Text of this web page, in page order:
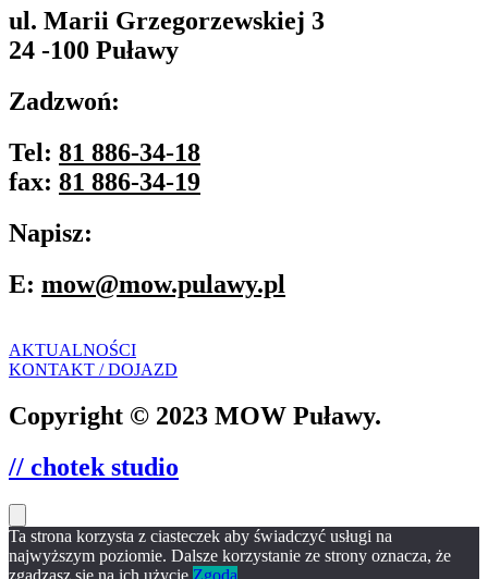
ul. Marii Grzegorzewskiej 3
24 -100 Puławy
Zadzwoń:
Tel: 81 886-34-18
fax: 81 886-34-19
Napisz:
E: mow@mow.pulawy.pl
AKTUALNOŚCI
KONTAKT / DOJAZD
Copyright © 2023 MOW Puławy.
// chotek studio
Ta strona korzysta z ciasteczek aby świadczyć usługi na
najwyższym poziomie. Dalsze korzystanie ze strony oznacza, że
zgadzasz się na ich użycie. Zgoda